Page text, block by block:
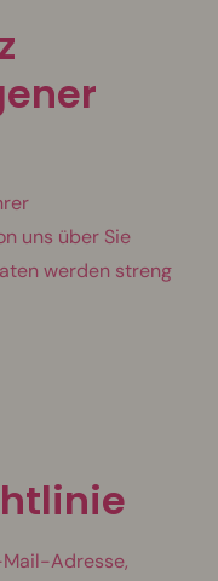
uns über Sie
werden streng
Adresse,